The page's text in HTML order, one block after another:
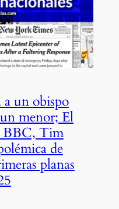
un obispo
menor; El
BBC, Tim
de
planas